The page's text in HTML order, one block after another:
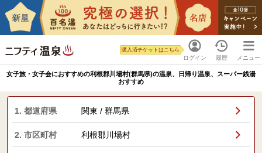
ログイン
購入済チケットはこちら
履歴 メニュー
女子旅・女子会におすすめの利根郡川場村(群馬県)の温泉、日帰り温泉、スーパー銭湯
おすすめ
1. 都道府県 関東 / 群馬県
2. 市区町村 利根郡川場村